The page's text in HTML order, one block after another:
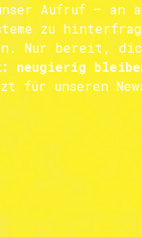
Aufruf – an
zu
Nur bereit,
neugierig
für unseren